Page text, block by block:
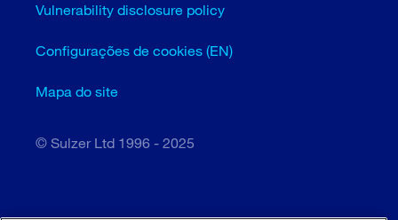
Vulnerability disclosure policy
Configurações de cookies (EN)
Mapa do site
© Sulzer Ltd 1996 - 2025